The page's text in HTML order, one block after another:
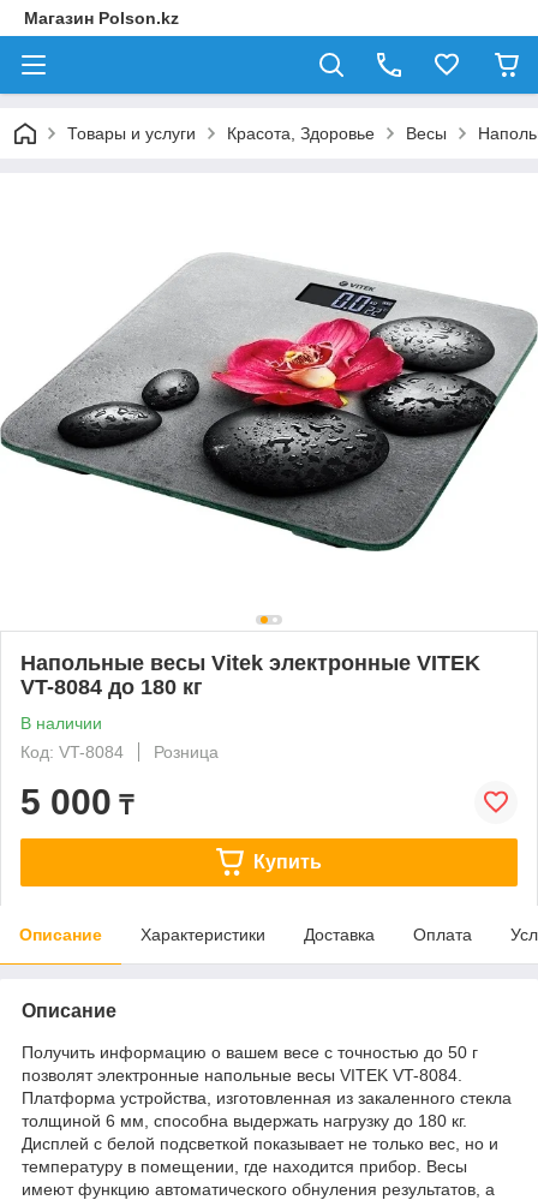
Магазин Polson.kz
Товары и услуги Красота, Здоровье Весы
Напольные весы Vitek электронные VITEK
VT-8084 до 180 кг
В наличии
Код: VT-8084
Розница
5 000 ₸
Купить
Описание Характеристики Доставка Оплата
Описание
Получить информацию о вашем весе с точностью до 50 г
позволят электронные напольные весы VITEK VT-8084.
Платформа устройства, изготовленная из закаленного стекла
толщиной 6 мм, способна выдержать нагрузку до 180 кг.
Дисплей с белой подсветкой показывает не только вес, но и
температуру в помещении, где находится прибор. Весы
имеют функцию автоматического обнуления результатов, а